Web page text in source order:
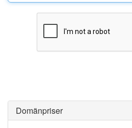
Domänpriser